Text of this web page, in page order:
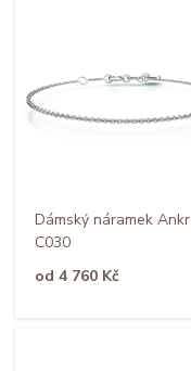
Dámský náramek Ankr
C030
od 4 760 Kč